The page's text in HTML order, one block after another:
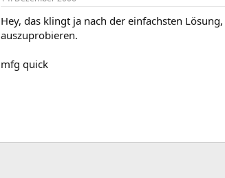
Hey, das klingt ja nach der einfachsten
auszuprobieren.
mfg quick